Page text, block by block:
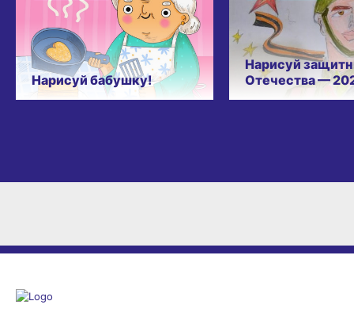
Нарисуй бабушку!
Нарисуй
Отечества —